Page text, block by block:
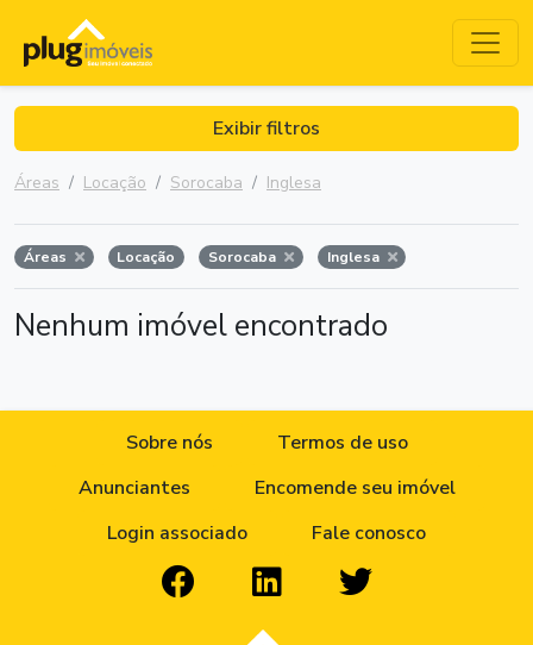
Exibir filtros
Áreas Locação Sorocaba Inglesa
Áreas Locação Sorocaba Inglesa
Nenhum imóvel encontrado
Sobre nós
Termos de uso
Anunciantes
Encomende seu imóvel
Login associado
Fale conosco